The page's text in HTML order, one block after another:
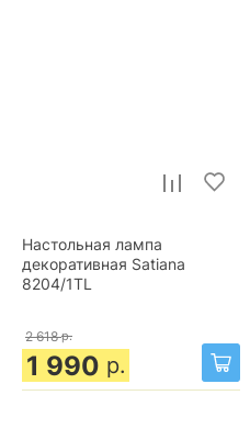
Настольная лампа
декоративная Satiana
8204/1TL
2 618 р.
1 990 р.